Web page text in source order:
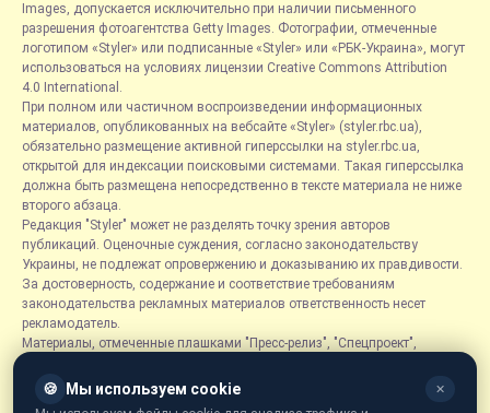
Images, допускается исключительно при наличии письменного
разрешения фотоагентства Getty Images. Фотографии, отмеченные
логотипом «Styler» или подписанные «Styler» или «РБК-Украина», могут
использоваться на условиях лицензии Creative Commons Attribution
4.0 International.
При полном или частичном воспроизведении информационных
материалов, опубликованных на вебсайте «Styler» (styler.rbc.ua),
обязательно размещение активной гиперссылки на styler.rbc.ua,
открытой для индексации поисковыми системами. Такая гиперссылка
должна быть размещена непосредственно в тексте материала не ниже
второго абзаца.
Редакция "Styler" может не разделять точку зрения авторов
публикаций. Оценочные суждения, согласно законодательству
Украины, не подлежат опровержению и доказыванию их правдивости.
За достоверность, содержание и соответствие требованиям
законодательства рекламных материалов ответственность несет
рекламодатель.
Материалы, отмеченные плашками "Пресс-релиз", "Спецпроект",
размещаются на правах рекламы.
Рубрика «Новости компаний» является информационным форматом,
🍪 Мы используем cookie ✕